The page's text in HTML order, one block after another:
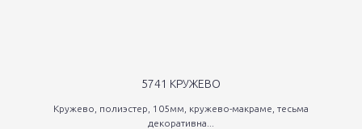
5741 КРУЖЕВО
Кружево, полиэстер, 105мм, кружево-макраме, тесьма
декоративна...